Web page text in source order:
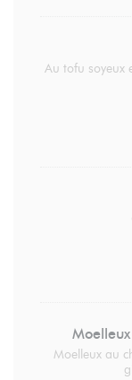
Au tofu soyeux
Moelleux au